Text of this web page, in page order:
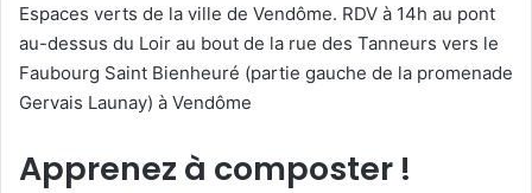
Espaces verts de la ville de Vendôme. RDV à 14h au pont
au-dessus du Loir au bout de la rue des Tanneurs vers le
Faubourg Saint Bienheuré (partie gauche de la promenade
Gervais Launay) à Vendôme
Apprenez à composter !